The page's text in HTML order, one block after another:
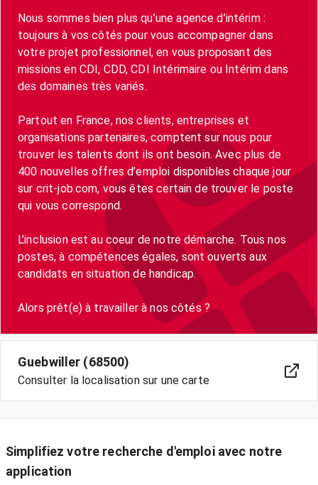
Nous sommes bien plus qu’une agence d’intérim :
toujours à vos côtés pour vous accompagner dans
votre projet professionnel, en vous proposant des
missions en CDI, CDD, CDI Intérimaire ou Intérim dans
des domaines très variés.
Partout en France, nos clients, entreprises et
organisations partenaires, comptent sur nous pour
trouver les talents dont ils ont besoin. Avec plus de
400 nouvelles offres d’emploi disponibles chaque jour
sur crit-job.com, vous êtes certain de trouver le poste
qui vous correspond.
L’inclusion est au coeur de notre démarche. Tous nos
postes, à compétences égales, sont ouverts aux
candidats en situation de handicap.
Alors prêt(e) à travailler à nos côtés ?
Guebwiller (68500)
Consulter la localisation sur une carte
Simplifiez votre recherche d'emploi avec notre
application